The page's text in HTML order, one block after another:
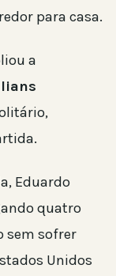
para casa.
a
Eduardo
quatro
sem sofrer
Unidos